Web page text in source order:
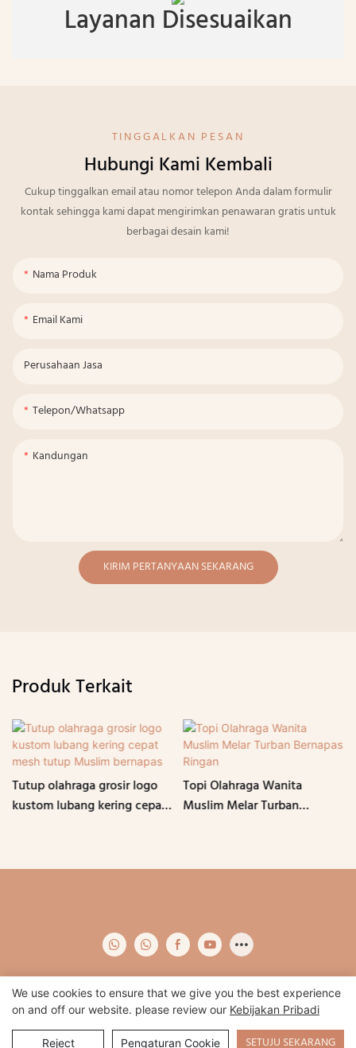
Layanan Disesuaikan
TINGGALKAN PESAN
Hubungi Kami Kembali
Cukup tinggalkan email atau nomor telepon Anda dalam formulir
kontak sehingga kami dapat mengirimkan penawaran gratis untuk
berbagai desain kami!
Nama Produk
Email Kami
Perusahaan Jasa
Telepon/whatsapp
Kandungan
KIRIM PERTANYAAN SEKARANG
Produk Terkait
Tutup olahraga grosir logo
kustom lubang kering cepat
Topi Olahraga Wanita
Muslim Melar Turban
Hak Cipta © 2024 Qidian -www.qidianapparel.com| Peta Situs
Kebijakan pribadi
We use cookies to ensure that we give you the best experience
on and off our website. please review our Kebijakan Pribadi
Reject Pengaturan Cookie SETUJU SEKARANG